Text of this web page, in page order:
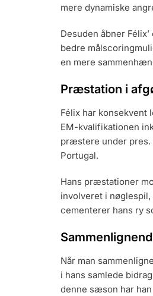
mere dynamiske
Desuden åbner
bedre
en mere
Præstation i
Félix har konsekvent
EM-kvalifikationen
præstere under pres.
Portugal.
Hans præstationer
involveret i
cementerer hans ry
Når man
i hans samlede
denne sæson har